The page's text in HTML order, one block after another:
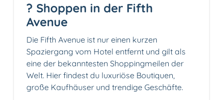
?️ Shoppen in der Fifth
Avenue
Die Fifth Avenue ist nur einen kurzen
Spaziergang vom Hotel entfernt und gilt als
eine der bekanntesten Shoppingmeilen der
Welt. Hier findest du luxuriöse Boutiquen,
große Kaufhäuser und trendige Geschäfte.